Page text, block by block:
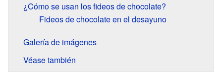
¿Cómo se usan los fideos de chocolate?
Fideos de chocolate en el desayuno
Galería de imágenes
Véase también